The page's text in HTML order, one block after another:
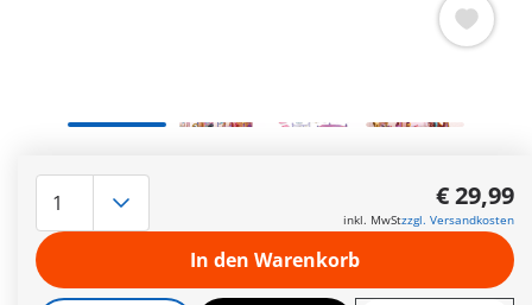
Kleider, Röcke und Accessoires ermöglichen kreative
Modeideen und königliche Stylingmomente
Teddybär, Bücher und Sitzkissen schaffen gemütliche
Spielszenen voller Ruhe und Fantasie
€ 29,99
inkl. MwStzzgl. Versandkosten
In den Warenkorb